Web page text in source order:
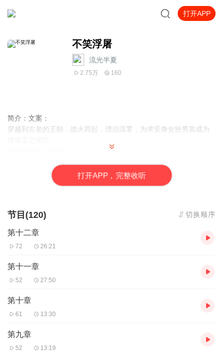
打开APP
不笑浮屠
流光半夏
2.75万 160
简介：文案：
穿越到古老的王朝，战火四起，漂泊流零，为求安身女扮男装成为
雄心与仁智的交织，谱出一曲名传千古的佳话！
PS：穿越女主天生面瘫，长于内政。
打开APP，完整收听
节目(120) 切换顺序
第十二章
72 26:21
第十一章
52 27:50
第十章
61 13:30
第九章
52 13:19